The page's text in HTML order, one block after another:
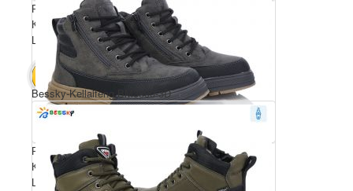
Розмірний ряд: 36-41
Комплектація ящика: 8
Ціна за пару: 750 грн.
В КОШИК 6000 грн.
Розмірний ряд: 36-41
Комплектація ящика: 8
Ціна за пару: 750 грн.
Bessky-Kellaifeng BM3800-3D